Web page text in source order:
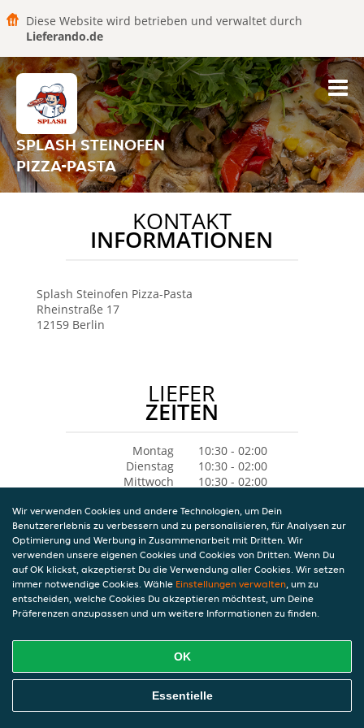
Diese Website wird betrieben und verwaltet durch
Lieferando.de
SPLASH STEINOFEN
PIZZA-PASTA
KONTAKT
INFORMATIONEN
Splash Steinofen Pizza-Pasta
Rheinstraße 17
12159 Berlin
LIEFER
ZEITEN
Montag
10:30 - 02:00
Dienstag
10:30 - 02:00
Mittwoch
10:30 - 02:00
Freitag
10:30 - 04:00
Samstag
10:30 - 04:00
Sonntag
10:30 - 04:00
Wir verwenden Cookies und andere Technologien, um Dein
Benutzererlebnis zu verbessern und zu personalisieren, für Analysen zur
Optimierung und Werbung in Zusammenarbeit mit Dritten. Wir
verwenden unsere eigenen Cookies und Cookies von Dritten. Wenn Du
auf OK klickst, akzeptierst Du die Verwendung aller Cookies. Wir setzen
immer notwendige Cookies. Wähle Einstellungen verwalten, um zu
entscheiden, welche Cookies Du akzeptieren möchtest, um Deine
Präferenzen anzupassen und um weitere Informationen zu finden.
OK
Essentielle